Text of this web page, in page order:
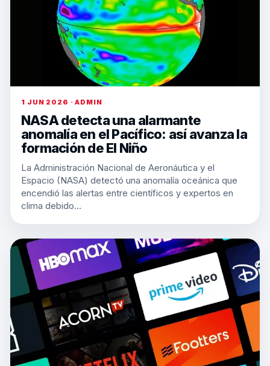
1 JUN 2026 · ADMIN
NASA detecta una alarmante
anomalía en el Pacífico: así avanza la
formación de El Niño
La Administración Nacional de Aeronáutica y el
Espacio (NASA) detectó una anomalía oceánica que
encendió las alertas entre científicos y expertos en
clima debido…